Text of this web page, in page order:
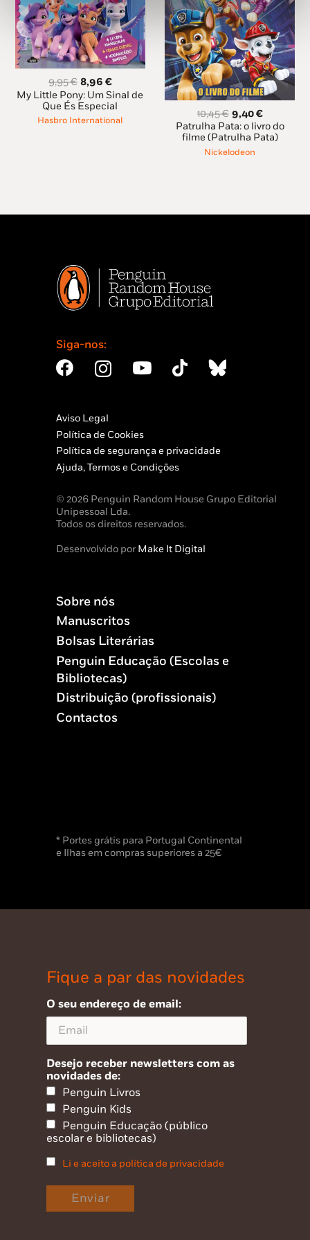
9,95€ O
preço
original
era:
8,96 €O
preço
atual
é:
My Little Pony: Um Sinal de
Que És Especial
Hasbro International
10,45€ O
preço
original
era:
9,40€O
preço
atual
Patrulha Pata: o livro do
filme (Patrulha Pata)
Nickelodeon
Siga-nos:
Aviso Legal
Política de Cookies
Política de segurança e privacidade
Ajuda, Termos e Condições
© 2026 Penguin Random House Grupo Editorial
Unipessoal Lda.
Todos os direitos reservados.
Desenvolvido porMake It Digital
Sobre nós
Manuscritos
Bolsas Literárias
Penguin Educação (Escolas e
Bibliotecas)
Distribuição (profissionais)
Contactos
* Portes grátis para Portugal Continental
e Ilhas em compras superiores a 25€
Fique a par das novidades
O seu endereço de email:
Desejo receber newsletters com as
novidades de:
Penguin Livros
Penguin Kids
Penguin Educação (público
escolar e bibliotecas)
Li e aceito a política de privacidade